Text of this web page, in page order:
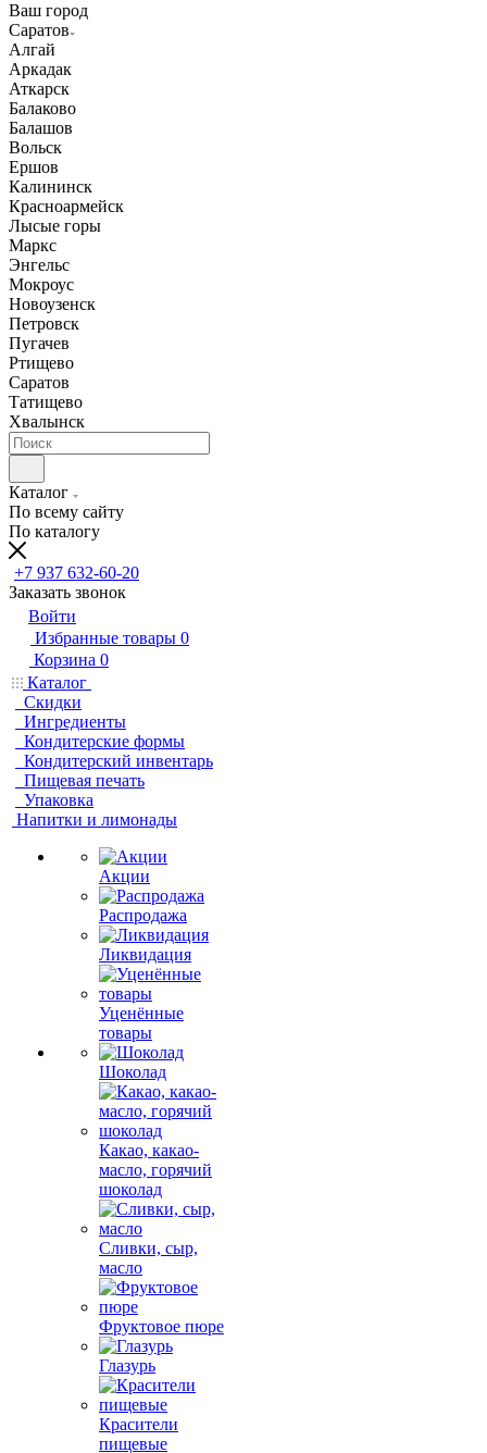
Ваш город
Саратов
Алгай
Аркадак
Аткарск
Балаково
Балашов
Вольск
Ершов
Калининск
Красноармейск
Лысые горы
Маркс
Энгельс
Мокроус
Новоузенск
Петровск
Пугачев
Ртищево
Саратов
Татищево
Хвалынск
Каталог
По всему сайту
По каталогу
+7 937 632-60-20
Заказать звонок
Войти
Избранные товары 0
Корзина 0
Каталог
Скидки
Ингредиенты
Кондитерские формы
Кондитерский инвентарь
Пищевая печать
Упаковка
Напитки и лимонады
Акции
Распродажа
Ликвидация
Уценённые
товары
Шоколад
Какао, какао-
масло, горячий
шоколад
Сливки, сыр,
масло
Фруктовое пюре
Глазурь
Красители
пищевые